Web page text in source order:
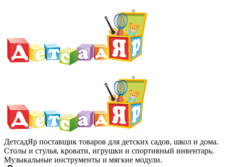
ДетсадЯр поставщик товаров для детских садов, школ и дома.
Столы и стулья, кровати, игрушки и спортивный инвентарь.
Музыкальные инструменты и мягкие модули.